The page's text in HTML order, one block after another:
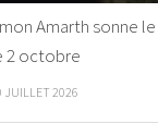
Amarth sonne
2 octobre
JUILLET 2026